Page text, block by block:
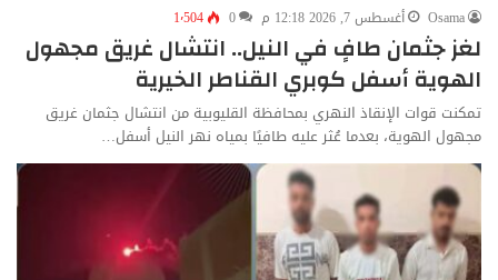
Osama
أغسطس 7, 2026 12:18 م 0 1٬504
لغز جثمان طافٍ في النيل.. انتشال غريق مجهول
الهوية أسفل كوبري القناطر الخيرية
تمكنت قوات الإنقاذ النهري بمحافظة القليوبية من انتشال جثمان غريق
مجهول الهوية، بعدما عُثر عليه طافيًا بمياه نهر النيل أسفل…